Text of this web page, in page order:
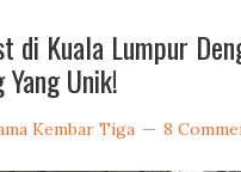
di Kuala Lumpur
Unik!
Kembar Tiga 8